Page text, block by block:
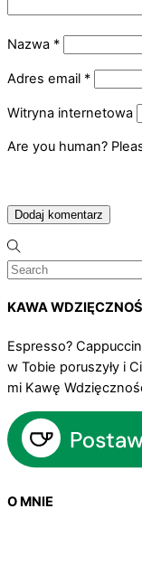
Nazwa *
Adres email *
Witryna internetowa
Are you human?
KAWA
Espresso?
w Tobie poruszyły i
mi Kawę
O MNIE